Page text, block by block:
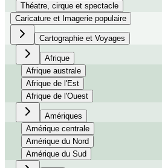
Théatre, cirque et spectacle
Caricature et Imagerie populaire
Cartographie et Voyages
Afrique
Afrique australe
Afrique de l'Est
Afrique de l'Ouest
Amériques
Amérique centrale
Amérique du Nord
Amérique du Sud